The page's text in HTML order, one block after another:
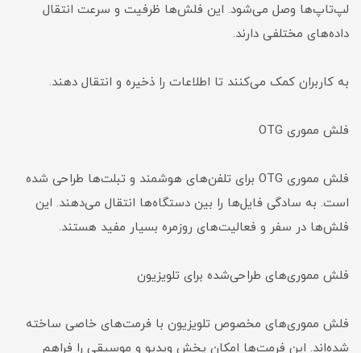
لپ‌تاپ‌ها وصل می‌شود. این فلش‌ها ظرفیت و سرعت انتقال
داده‌های مختلفی دارند.
به کاربران کمک می‌کنند تا اطلاعات را ذخیره و انتقال دهند.
فلش مموری OTG
فلش مموری OTG برای تلفن‌های هوشمند و تبلت‌ها طراحی شده
است. به سادگی فایل‌ها را بین دستگاه‌ها انتقال می‌دهند. این
فلش‌ها در سفر و فعالیت‌های روزمره بسیار مفید هستند.
فلش مموری‌های طراحی‌شده برای تلویزیون
فلش مموری‌های مخصوص تلویزیون با فرمت‌های خاصی ساخته
شده‌اند. این فرمت‌ها امکان پخش ویدیو و موسیقی را فراهم